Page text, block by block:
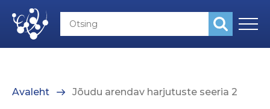
Avaleht Jõudu arendav harjutuste seeria 2